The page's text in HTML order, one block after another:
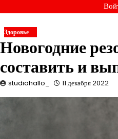
Здоровье
Новогодние
составить и
studiohallo_ 11 декабря 2022